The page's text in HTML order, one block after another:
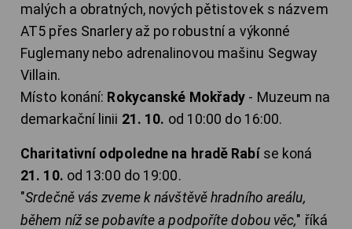
malých a obratných, nových pětistovek s názvem
AT5 přes Snarlery až po robustní a výkonné
Fuglemany nebo adrenalinovou mašinu Segway
Villain.
Místo konání: Rokycanské Mokřady - Muzeum na
demarkační linii 21. 10. od 10:00 do 16:00.
Charitativní odpoledne na hradě Rabíse koná
21. 10. od 13:00 do 19:00.
"Srdečně vás zveme k návštěvě hradního areálu,
během níž se pobavíte a podpoříte dobou věc," říká